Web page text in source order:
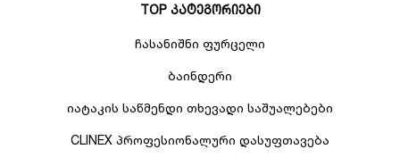
TOP კატეგორიები
ჩასანიშნი ფურცელი
ბაინდერი
იატაკის საწმენდი თხევადი საშუალებები
CLINEX პროფესიონალური დასუფთავება